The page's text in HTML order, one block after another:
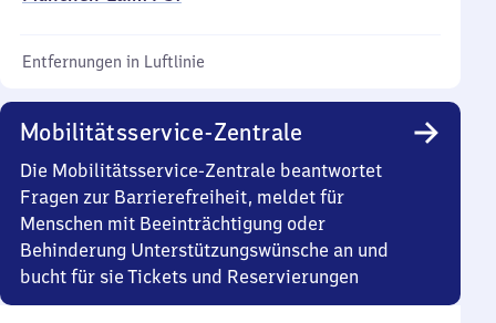
Entfernungen in Luftlinie
Mobilitätsservice-Zentrale
Die Mobilitätsservice-Zentrale beantwortet
Fragen zur Barrierefreiheit, meldet für
Menschen mit Beeinträchtigung oder
Behinderung Unterstützungswünsche an und
bucht für sie Tickets und Reservierungen